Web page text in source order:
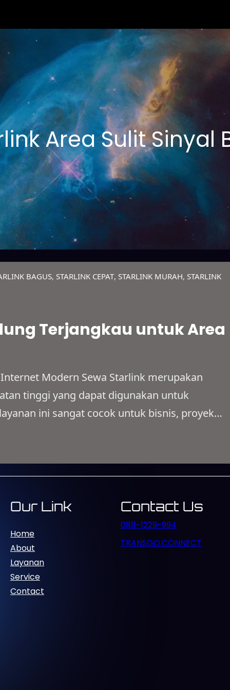
Area Sulit Sinyal
BAGUS, STARLINK CEPAT, STARLINK MURAH, STARLINK
Terjangkau untuk Area
Modern Sewa Starlink merupakan
tinggi yang dapat digunakan untuk
ini sangat cocok untuk bisnis, proyek
wilayah terpencil, area dengan sinyal lemah,
jaringan fiber…
Our Link
Home
About
Layanan
Service
Contact
Contact Us
0811-1229-994
TRANSGO.CONNECT